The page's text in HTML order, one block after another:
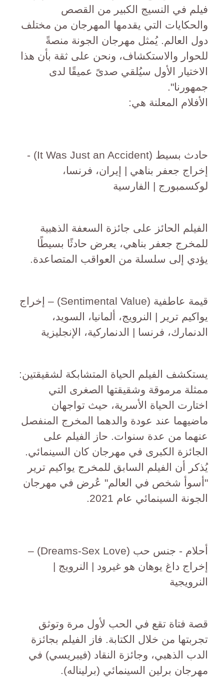
فيلم في النسيج الكبير من القصص
والحكايات التي يقدمها المهرجان من مختلف
دول العالم. يُمثل مهرجان الجونة منصةً
للحوار والاستكشاف، ونحن على ثقة بأن هذا
الاختيار الأول سيُلقي صدىً عميقًا لدى
جمهورنا".
الأفلام المعلنة هي:
حادث بسيط (It Was Just an Accident) -
إخراج جعفر بناهي | إيران، فرنسا،
لوكسمبورج | الفارسية
الفيلم الحائز على جائزة السعفة الذهبية
للمخرج جعفر بناهي، يعرض حادثًا بسيطًا
يؤدي إلى سلسلة من العواقب المتصاعدة.
قيمة عاطفية (Sentimental Value) – إخراج
يواكيم ترير | النرويج، ألمانيا، السويد،
الدنمارك، فرنسا | الدنماركية، الإنجليزية
يستكشف الفيلم الحياة المتشابكة لشقيقتين:
ممثلة مرموقة وشقيقتها الصغرى التي
اختارت الحياة الأسرية، حيث تواجهان
ماضيهما عند عودة والدهما المخرج المنفصل
عنهما من عدة سنوات. حاز الفيلم على
الجائزة الكبرى في مهرجان كان السينمائي.
يُذكر أن الفيلم السابق للمخرج يواكيم ترير
"أسوأ شخص في العالم" عُرض في مهرجان
الجونة السينمائي عام 2021.
أحلام - جنس حب (Dreams-Sex Love) –
إخراج داغ يوهان هو غيرود | النرويج |
النرويجية
قصة فتاة تقع في الحب لأول مرة وتوثق
تجربتها من خلال الكتابة. فاز الفيلم بجائزة
الدب الذهبي، وجائزة النقاد (فيبريسي) في
مهرجان برلين السينمائي (برليناله).